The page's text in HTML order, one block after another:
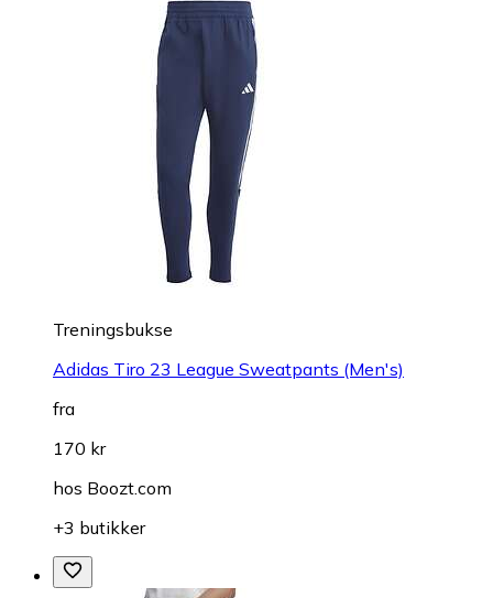
Treningsbukse
Adidas Tiro 23 League Sweatpants (Men's)
fra
170 kr
hos Boozt.com
+3 butikker